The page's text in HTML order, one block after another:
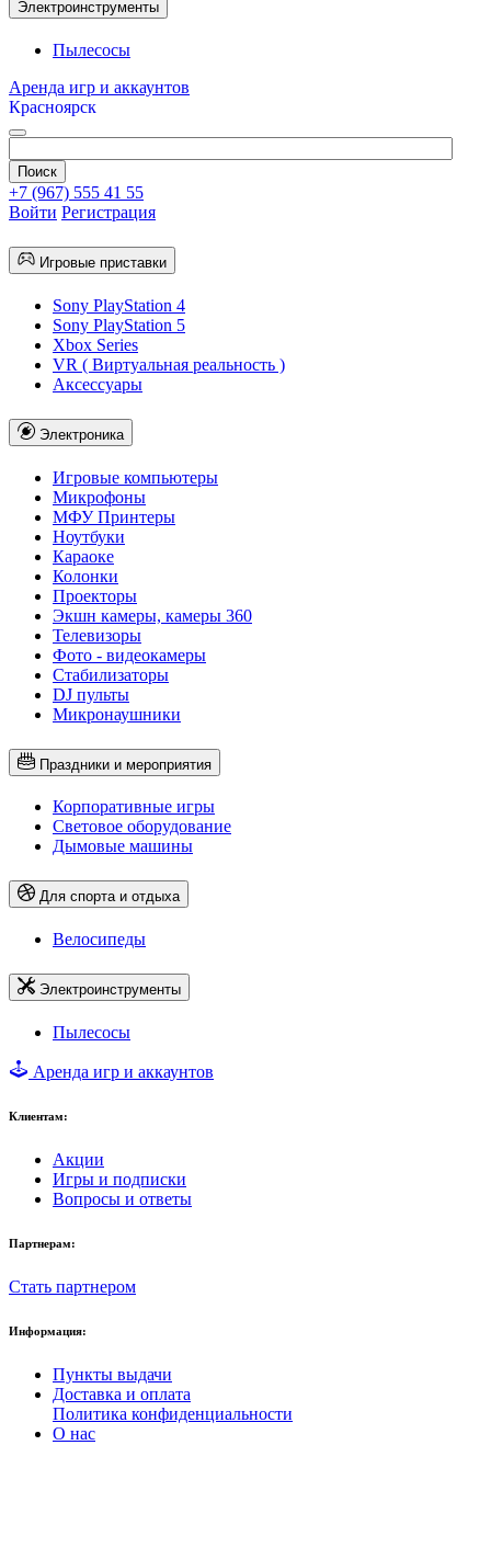
Электроинструменты
Пылесосы
Аренда игр и аккаунтов
Красноярск
+7 (967) 555 41 55
Войти Регистрация
Игровые приставки
Sony PlayStation 4
Sony PlayStation 5
Xbox Series
VR ( Виртуальная реальность )
Аксессуары
Электроника
Игровые компьютеры
Микрофоны
МФУ Принтеры
Ноутбуки
Караоке
Колонки
Проекторы
Экшн камеры, камеры 360
Телевизоры
Фото - видеокамеры
Стабилизаторы
DJ пульты
Микронаушники
Праздники и мероприятия
Корпоративные игры
Световое оборудование
Дымовые машины
Для спорта и отдыха
Велосипеды
Электроинструменты
Пылесосы
Аренда игр и аккаунтов
Клиентам:
Акции
Игры и подписки
Вопросы и ответы
Партнерам:
Стать партнером
Информация:
Пункты выдачи
Доставка и оплата
Политика конфиденциальности
О нас